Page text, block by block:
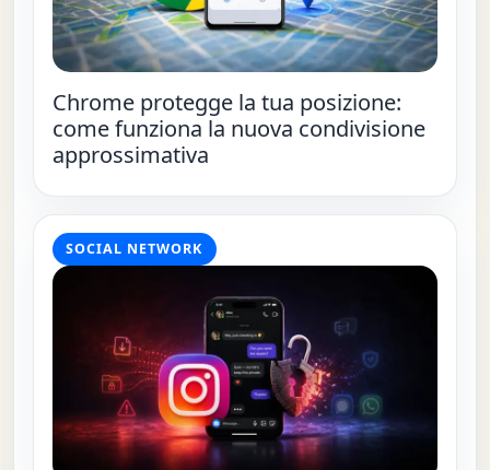
Chrome protegge la tua posizione:
come funziona la nuova condivisione
approssimativa
SOCIAL NETWORK